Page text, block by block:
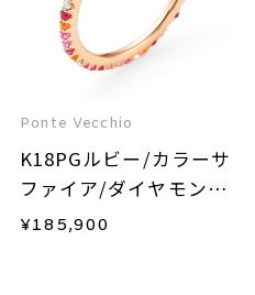
Ponte Vecchio
K18PGルビー/カラーサ
ファイア/ダイヤモンド
リング
¥185,900